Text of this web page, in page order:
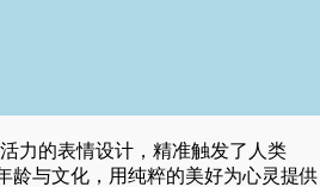
力的表情设计，精准触发了人类
龄与文化，用纯粹的美好为心灵提供